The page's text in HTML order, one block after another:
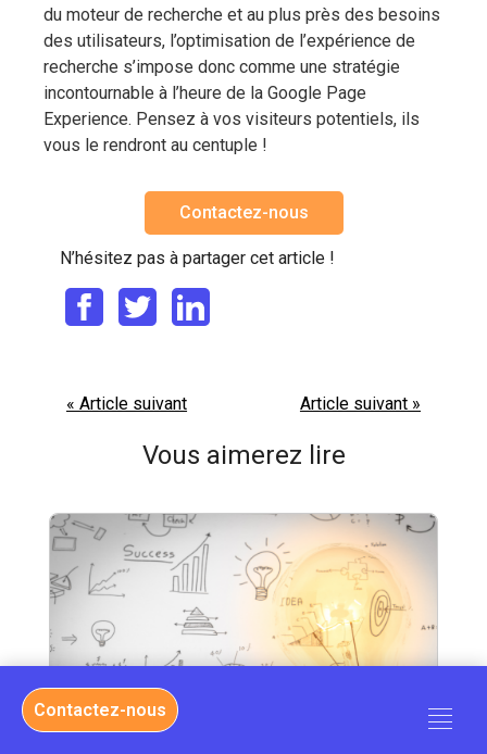
du moteur de recherche et au plus près des besoins
des utilisateurs, l’optimisation de l’expérience de
recherche s’impose donc comme une stratégie
incontournable à l’heure de la Google Page
Experience. Pensez à vos visiteurs potentiels, ils
vous le rendront au centuple !
Contactez-nous
N’hésitez pas à partager cet article !
« Article suivant Article suivant »
Vous aimerez lire
Contactez-nous